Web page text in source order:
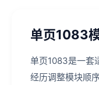
单页1083
单页1083是一套
经历调整模块顺